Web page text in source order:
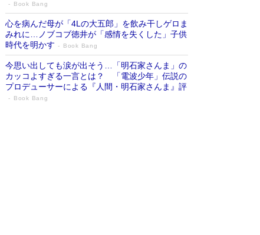
Book Bang
心を病んだ母が「4Lの大五郎」を飲み干しゲロま
みれに…ノブコブ徳井が「感情を失くした」子供
時代を明かす
Book Bang
今思い出しても涙が出そう…「明石家さんま」の
カッコよすぎる一言とは？ 「電波少年」伝説の
プロデューサーによる『人間・明石家さんま』評
Book Bang